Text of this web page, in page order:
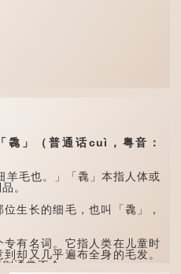
」（普通话cuì，粤音：
毛也。」「毳」本指人体或
。
长的细毛，也叫「毳」，
有名词。它指人类在儿童时
却又几乎遍布全身的毛发。
通常不会...